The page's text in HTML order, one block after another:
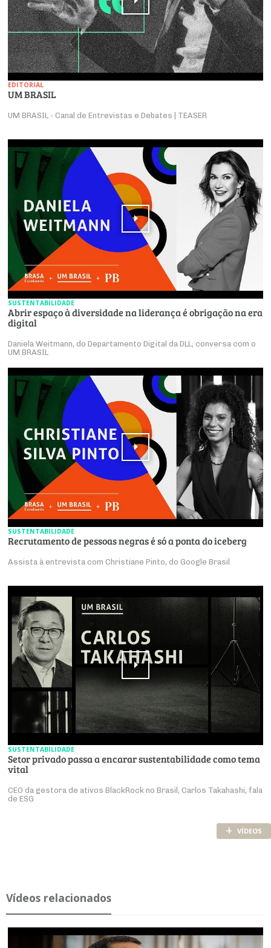
EDITORIAL
UM BRASIL
UM BRASIL - Canal de Entrevistas e Debates | TEASER
SUSTENTABILIDADE
Abrir espaço à diversidade na liderança é obrigação na era
digital
Daniela Weitmann, do Departamento Digital da DLL, conversa com o
UM BRASIL
SUSTENTABILIDADE
Recrutamento de pessoas negras é só a ponta do iceberg
Assista à entrevista com Christiane Pinto, do Google Brasil
SUSTENTABILIDADE
Setor privado passa a encarar sustentabilidade como tema
vital
CEO da gestora de ativos BlackRock no Brasil, Carlos Takahashi, fala
de ESG
+ VÍDEOS
Ví­deos re­la­ci­o­nados